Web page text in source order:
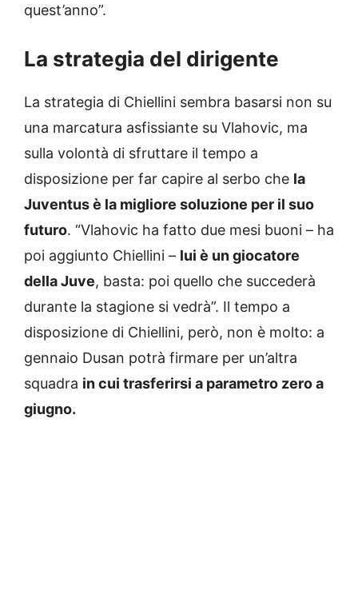
quest’anno”.
La strategia del dirigente
La strategia di Chiellini sembra basarsi non su
una marcatura asfissiante su Vlahovic, ma
sulla volontà di sfruttare il tempo a
disposizione per far capire al serbo che la
Juventus è la migliore soluzione per il suo
futuro. “Vlahovic ha fatto due mesi buoni – ha
poi aggiunto Chiellini – lui è un giocatore
della Juve, basta: poi quello che succederà
durante la stagione si vedrà”. Il tempo a
disposizione di Chiellini, però, non è molto: a
gennaio Dusan potrà firmare per un’altra
squadra in cui trasferirsi a parametro zero a
giugno.